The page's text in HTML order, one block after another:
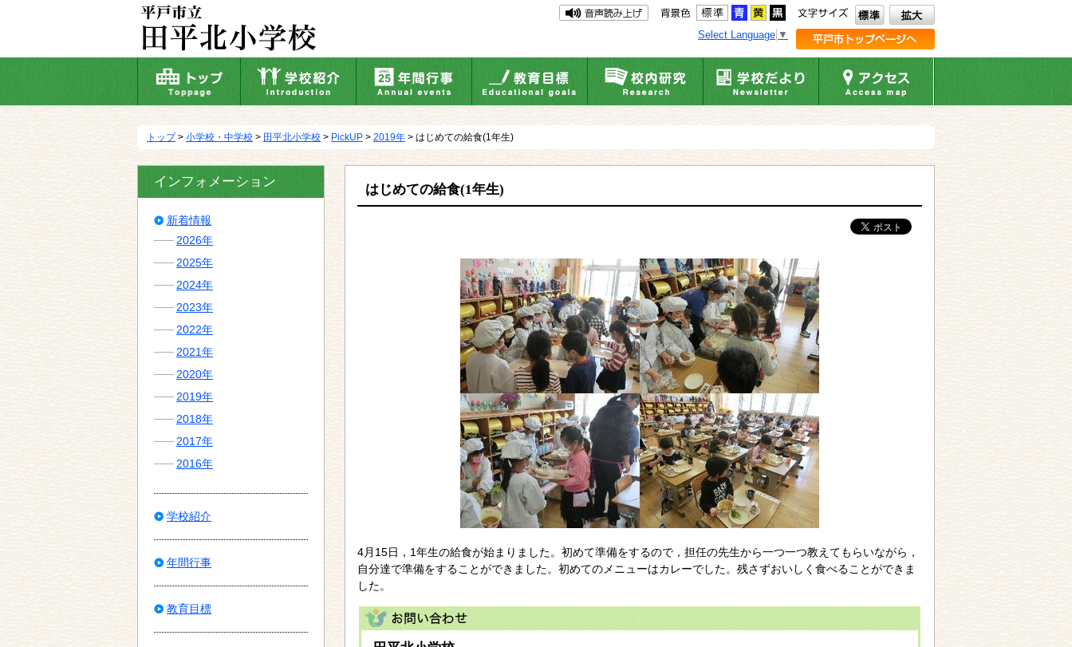
動
Select Language ▼
トップ> 小学校・中学校 > 田平北小学校 > PickUP > 2019年 > はじめての給食(1年生)
はじめての給食(1年生)
4月15日，1年生の給食が始まりました。初めて準備をするので，担任の先生から一つ一つ教えてもらいながら，
自分達で準備をすることができました。初めてのメニューはカレーでした。残さずおいしく食べることができま
した。
インフォメーション
新着情報
2026年
2025年
2024年
2023年
2022年
2021年
2020年
2019年
2018年
2017年
2016年
学校紹介
年間行事
教育目標